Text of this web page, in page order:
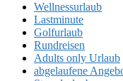
Wellnessurlaub
Lastminute
Golfurlaub
Rundreisen
Adults only Urlaub
abgelaufene